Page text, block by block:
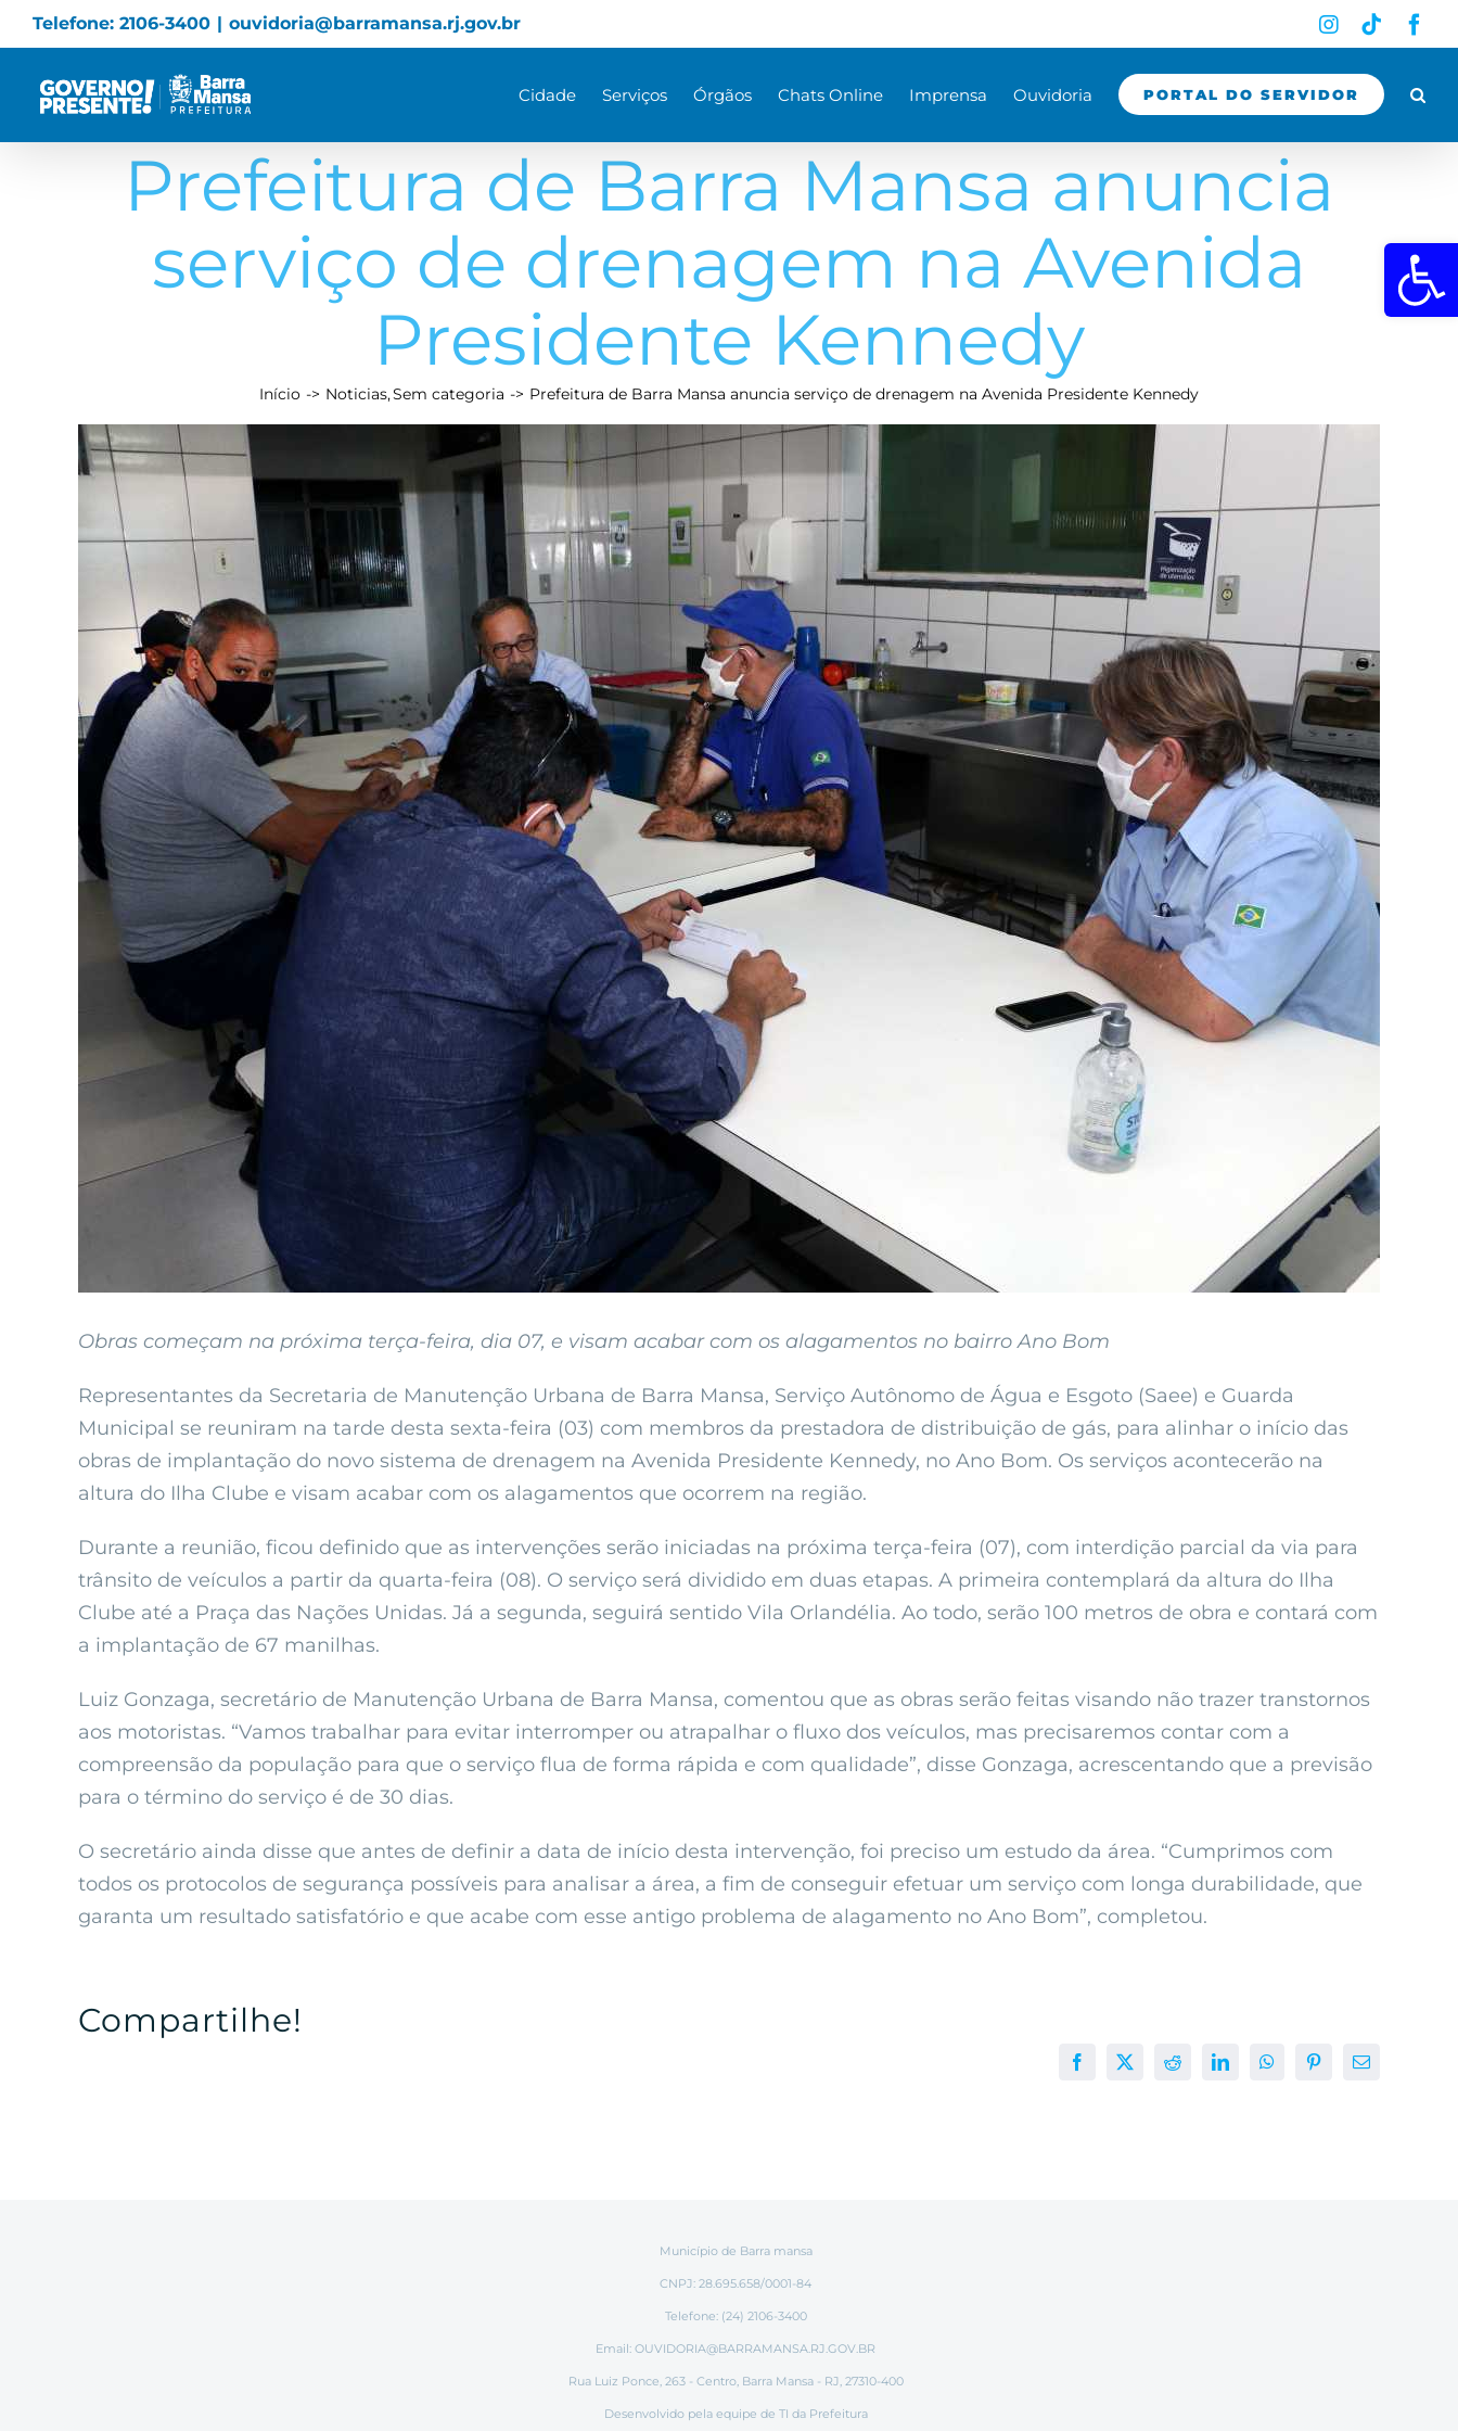
Abrir a
Skip
to
content
Telefone: 2106-3400 | ouvidoria@barramansa.rj.gov.br Instagram
Tiktok
Cidade Serviços Órgãos Chats Online Imprensa Ouvidoria PORTAL DO SERVIDOR
Prefeitura de Barra Mansa anuncia
serviço de drenagem na Avenida
Presidente Kennedy
Início Noticias Sem categoria Prefeitura de Barra Mansa anuncia serviço de drenagem na Avenida Presidente Kennedy
View
Larger
Image
Obras começam na próxima terça-feira, dia 07, e visam acabar com os alagamentos no bairro Ano Bom
Representantes da Secretaria de Manutenção Urbana de Barra Mansa, Serviço Autônomo de Água e Esgoto (Saee) e Guarda
Municipal se reuniram na tarde desta sexta-feira (03) com membros da prestadora de distribuição de gás, para alinhar o início das
obras de implantação do novo sistema de drenagem na Avenida Presidente Kennedy, no Ano Bom. Os serviços acontecerão na
altura do Ilha Clube e visam acabar com os alagamentos que ocorrem na região.
Durante a reunião, ficou definido que as intervenções serão iniciadas na próxima terça-feira (07), com interdição parcial da via para
trânsito de veículos a partir da quarta-feira (08). O serviço será dividido em duas etapas. A primeira contemplará da altura do Ilha
Clube até a Praça das Nações Unidas. Já a segunda, seguirá sentido Vila Orlandélia. Ao todo, serão 100 metros de obra e contará com
a implantação de 67 manilhas.
Luiz Gonzaga, secretário de Manutenção Urbana de Barra Mansa, comentou que as obras serão feitas visando não trazer transtornos
aos motoristas. “Vamos trabalhar para evitar interromper ou atrapalhar o fluxo dos veículos, mas precisaremos contar com a
compreensão da população para que o serviço flua de forma rápida e com qualidade”, disse Gonzaga, acrescentando que a previsão
para o término do serviço é de 30 dias.
O secretário ainda disse que antes de definir a data de início desta intervenção, foi preciso um estudo da área. “Cumprimos com
todos os protocolos de segurança possíveis para analisar a área, a fim de conseguir efetuar um serviço com longa durabilidade, que
garanta um resultado satisfatório e que acabe com esse antigo problema de alagamento no Ano Bom”, completou.
Compartilhe!
Facebook
X RedditLinkedInWhatsAppPinterest
E-
Município de Barra mansa
CNPJ: 28.695.658/0001-84
Telefone: (24) 2106-3400
Email:OUVIDORIA@BARRAMANSA.RJ.GOV.BR
Rua Luiz Ponce, 263 - Centro, Barra Mansa - RJ, 27310-400
Desenvolvido pela equipe de TI da Prefeitura